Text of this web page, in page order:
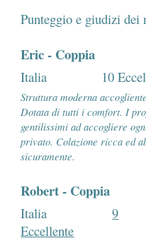
Punteggio e giudizi dei
Eric- Coppia
Italia 10
Struttura moderna
Dotata di tutti i comfort. I
gentilissimi ad accogliere
privato. Colazione ricca ed
sicuramente.
Robert- Coppia
Italia
9
Eccellente